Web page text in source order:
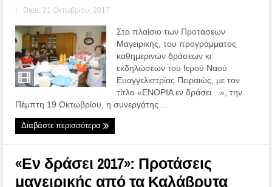
| Date: 21 Οκτωβρίου, 2017
Στο πλαίσιο των Προτάσεων
Μαγειρικής, του προγράμματος
καθημερινών δράσεων κι
εκδηλώσεων του Ιερού Ναού
Ευαγγελιστρίας Πειραιώς, με τον
τίτλο «ΕΝΟΡΙΑ εν δράσει…», την
Πέμπτη 19 Οκτωβρίου, η συνεργάτης ...
Διαβάστε περισσότερα
«Εν δράσει 2017»: Προτάσεις
μαγειρικής από τα Καλάβρυτα